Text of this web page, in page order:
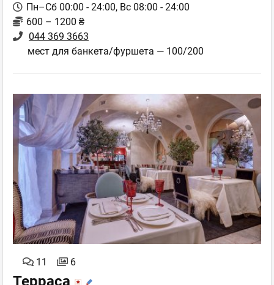
Пн–Сб 00:00 - 24:00, Вс 08:00 - 24:00
600 – 1200 ₴
044 369 3663
мест для банкета/фуршета — 100/200
11 6
Терраса